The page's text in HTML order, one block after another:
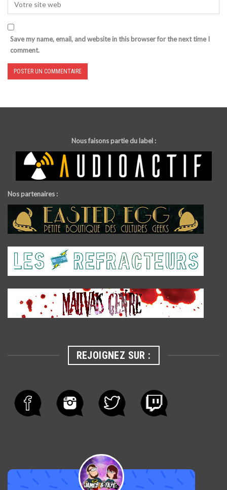
Save my name, email, and website in this browser for the next time I
comment.
Nous faisons partie du label :
Nos partenaires :
REJOIGNEZ SUR :